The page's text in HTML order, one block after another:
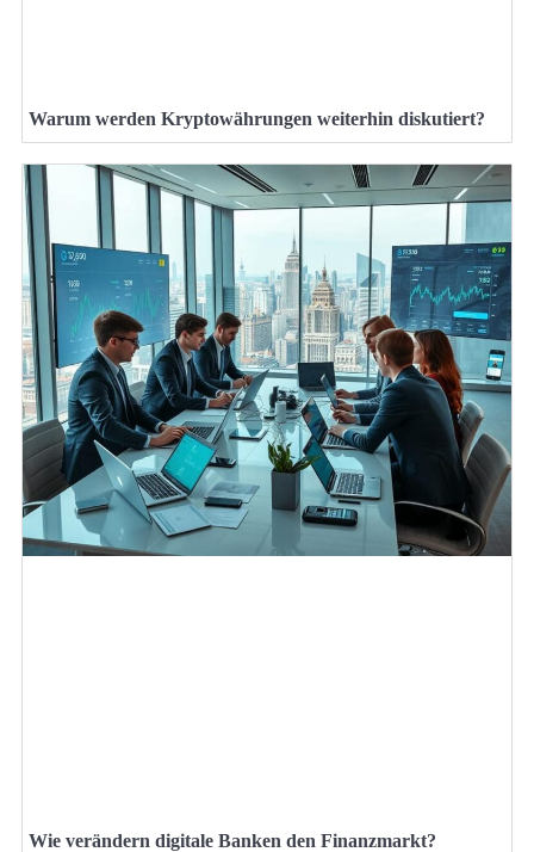
Warum werden Kryptowährungen weiterhin diskutiert?
Wie verändern digitale Banken den Finanzmarkt?